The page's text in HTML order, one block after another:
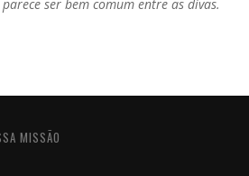
ser bem comum entre as divas.
MISSÃO